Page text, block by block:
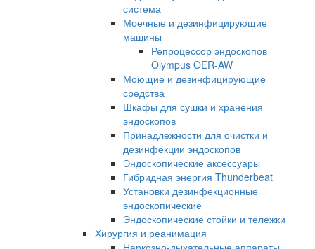
система
Моечные и дезинфицирующие
машины
Репроцессор эндоскопов
Olympus OER-AW
Моющие и дезинфицирующие
средства
Шкафы для сушки и хранения
эндоскопов
Принадлежности для очистки и
дезинфекции эндоскопов
Эндоскопические аксессуары
Гибридная энергия Thunderbeat
Установки дезинфекционные
эндоскопические
Эндоскопические стойки и тележки
Хирургия и реанимация